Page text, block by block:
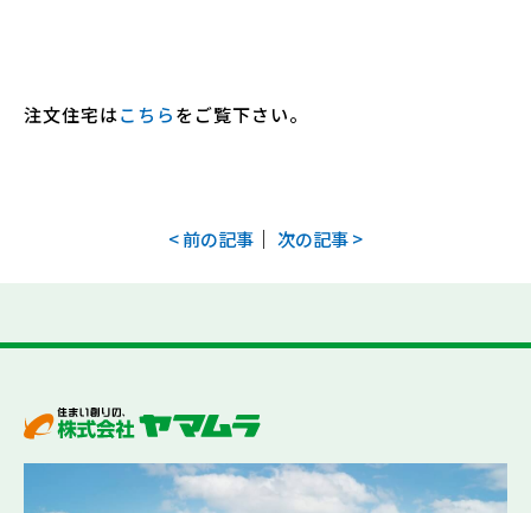
注文住宅はこちらをご覧下さい。
< 前の記事 ｜ 次の記事 >